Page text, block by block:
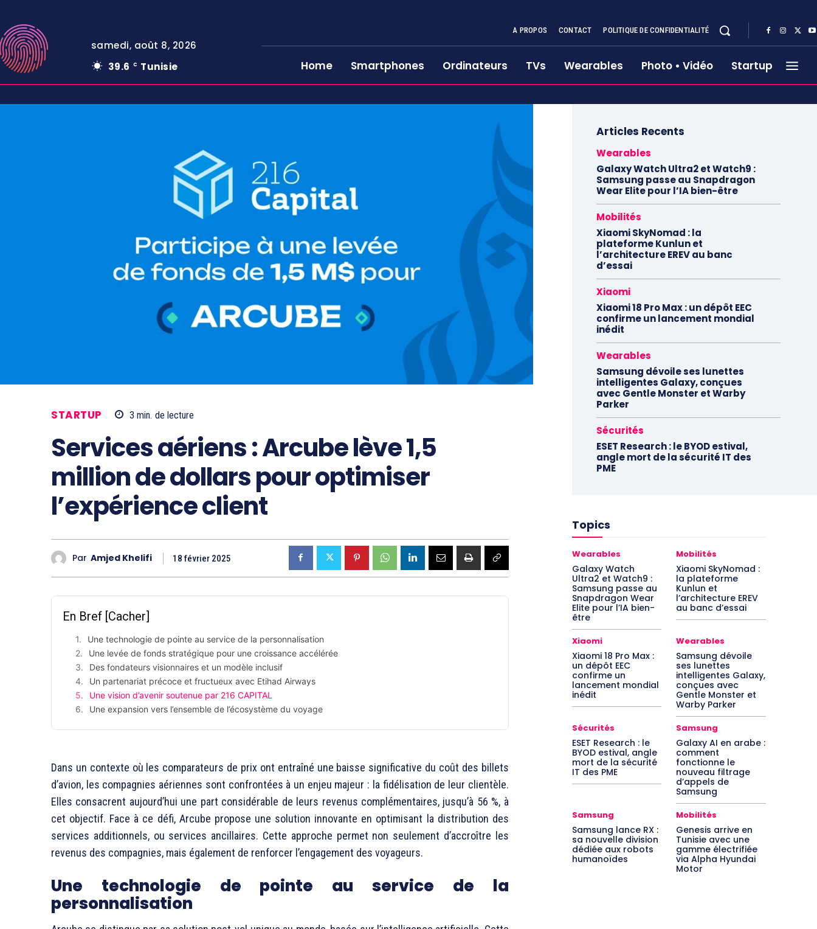
samedi, août 8, 2026
39.6
C Tunisie
A PROPOS CONTACT POLITIQUE DE CONFIDENTIALITÉ
Home Smartphones Ordinateurs TVs Wearables Photo • Vidéo Startup
STARTUP 3 min. de lecture
Services aériens : Arcube lève 1,5
million de dollars pour optimiser
l’expérience client
Par Amjed Khelifi 18 février 2025
En Bref [Cacher]
Une technologie de pointe au service de la personnalisation
Une levée de fonds stratégique pour une croissance accélérée
Des fondateurs visionnaires et un modèle inclusif
Un partenariat précoce et fructueux avec Etihad Airways
Une vision d’avenir soutenue par 216 CAPITAL
Une expansion vers l’ensemble de l’écosystème du voyage
Dans un contexte où les comparateurs de prix ont entraîné une baisse significative du coût des billets
d’avion, les compagnies aériennes sont confrontées à un enjeu majeur : la fidélisation de leur clientèle.
Elles consacrent aujourd’hui une part considérable de leurs revenus complémentaires, jusqu’à 56 %, à
cet objectif. Face à ce défi, Arcube propose une solution innovante en optimisant la distribution des
services additionnels, ou services ancillaires. Cette approche permet non seulement d’accroître les
revenus des compagnies, mais également de renforcer l’engagement des voyageurs.
Une technologie de pointe au service de la
personnalisation
Articles Recents
Wearables
Galaxy Watch Ultra2 et Watch9 :
Samsung passe au Snapdragon
Wear Elite pour l’IA bien-être
Mobilités
Xiaomi SkyNomad : la
plateforme Kunlun et
l’architecture EREV au banc
d’essai
Xiaomi
Xiaomi 18 Pro Max : un dépôt EEC
confirme un lancement mondial
inédit
Wearables
Samsung dévoile ses lunettes
intelligentes Galaxy, conçues
avec Gentle Monster et Warby
Parker
Sécurités
ESET Research : le BYOD estival,
angle mort de la sécurité IT des
PME
Topics
Wearables
Galaxy Watch
Ultra2 et Watch9 :
Samsung passe au
Snapdragon Wear
Elite pour l’IA bien-
être
Mobilités
Xiaomi SkyNomad :
la plateforme
Kunlun et
l’architecture EREV
au banc d’essai
Xiaomi
Xiaomi 18 Pro Max :
un dépôt EEC
confirme un
lancement mondial
inédit
Wearables
Samsung dévoile
ses lunettes
intelligentes Galaxy,
conçues avec
Gentle Monster et
Warby Parker
Sécurités
ESET Research : le
BYOD estival, angle
mort de la sécurité
IT des PME
Samsung
Galaxy AI en arabe :
comment
fonctionne le
nouveau filtrage
d’appels de
Samsung
Samsung
Samsung lance RX :
sa nouvelle division
dédiée aux robots
humanoïdes
Mobilités
Genesis arrive en
Tunisie avec une
gamme électrifiée
via Alpha Hyundai
Motor